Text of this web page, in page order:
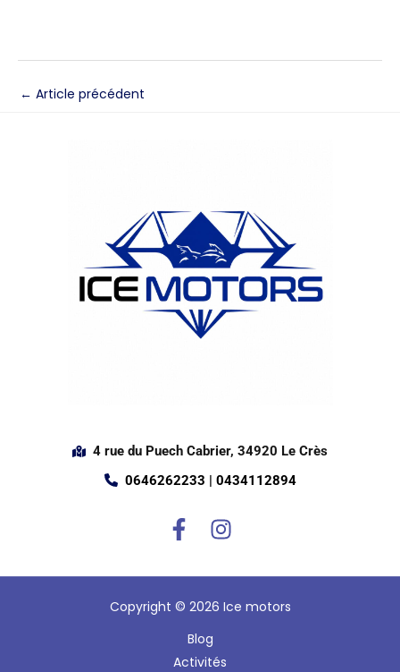
← Article précédent
4 rue du Puech Cabrier, 34920 Le Crès
0646262233 | 0434112894
Copyright © 2026 Ice motors
Blog
Activités